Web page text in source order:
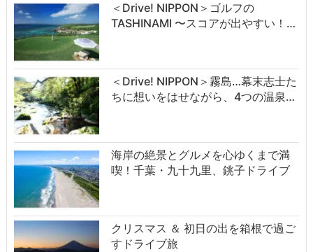
＜Drive! NIPPON＞ゴルフの
TASHINAMI 〜スコアが出やすい！…
＜Drive! NIPPON＞霧島…幕末志士た
ちに想いをはせながら、4つの温泉…
海岸の絶景とグルメを心ゆくまで満
喫！千葉・九十九里、銚子ドライブ
クリスマス ＆ 初日の出を箱根で過ご
すドライブ旅